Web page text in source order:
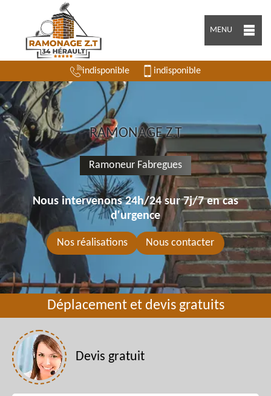
MENU
indisponible indisponible
RAMONAGE Z.T
Ramoneur Fabregues
Nous intervenons 24h/24 sur 7j/7 en cas
d'urgence
Nos réalisations Nous contacter
Déplacement et devis gratuits
Devis gratuit